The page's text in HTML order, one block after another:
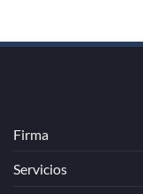
Firma
Servicios